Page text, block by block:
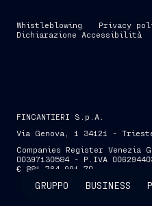
GRUPPO BUSINESS
Whistleblowing Privacy
Dichiarazione Accessibilità
FINCANTIERI S.p.A.
Via Genova, 1 34121 -
Companies Register
00397130584 - P.IVA
€ 881.764.991,70